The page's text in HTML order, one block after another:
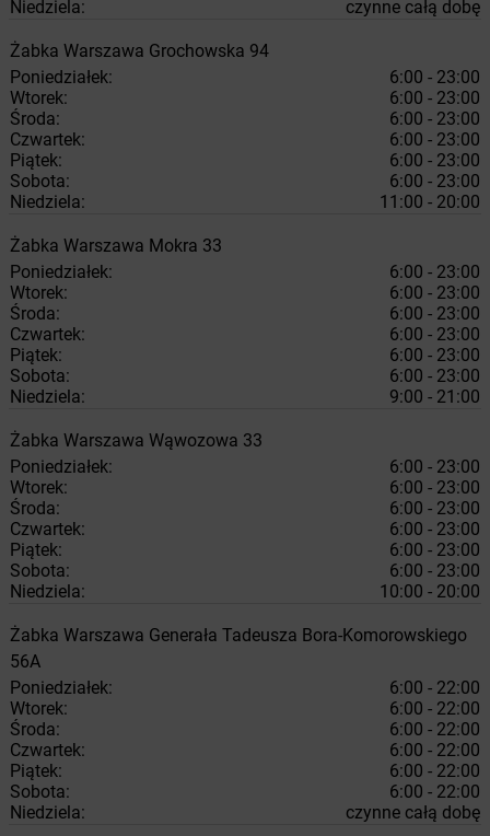
Niedziela: czynne całą dobę
Żabka Warszawa Grochowska 94
Poniedziałek:
6:00 - 23:00
Wtorek:
6:00 - 23:00
Środa:
6:00 - 23:00
Czwartek:
6:00 - 23:00
Piątek:
6:00 - 23:00
Sobota:
6:00 - 23:00
Niedziela:
11:00 - 20:00
Żabka Warszawa Mokra 33
Poniedziałek:
6:00 - 23:00
Wtorek:
6:00 - 23:00
Środa:
6:00 - 23:00
Czwartek:
6:00 - 23:00
Piątek:
6:00 - 23:00
Sobota:
6:00 - 23:00
Niedziela:
9:00 - 21:00
Żabka Warszawa Wąwozowa 33
Poniedziałek:
6:00 - 23:00
Wtorek:
6:00 - 23:00
Środa:
6:00 - 23:00
Czwartek:
6:00 - 23:00
Piątek:
6:00 - 23:00
Sobota:
6:00 - 23:00
Niedziela:
10:00 - 20:00
Żabka Warszawa Generała Tadeusza Bora-Komorowskiego
56A
Poniedziałek:
6:00 - 22:00
Wtorek:
6:00 - 22:00
Środa:
6:00 - 22:00
Czwartek:
6:00 - 22:00
Piątek:
6:00 - 22:00
Sobota:
6:00 - 22:00
Niedziela:
czynne całą dobę